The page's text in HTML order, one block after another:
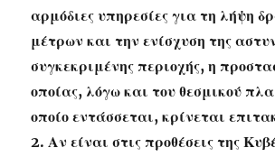
αρμόδιες υπηρεσίες για τη λήψη
μέτρων και την ενίσχυση της
συγκεκριμένης περιοχής, η
οποίας, λόγω και του θεσμικού
οποίο εντάσσεται, κρίνεται
2. Αν είναι στις προθέσεις της